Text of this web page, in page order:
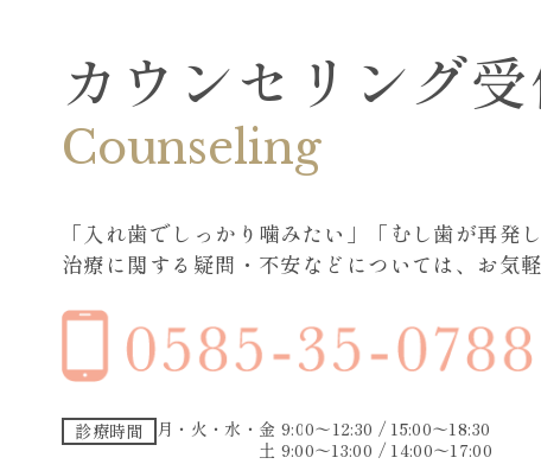
カウンセリング
Counseling
「入れ歯でしっかり噛みたい」「むし歯が再発し
治療に関する疑問・不安などについては、お気
診療時間
月・火・水・金 9:00〜12:30 / 15:00〜18:30
土 9:00〜13:00 / 14:00〜17:00